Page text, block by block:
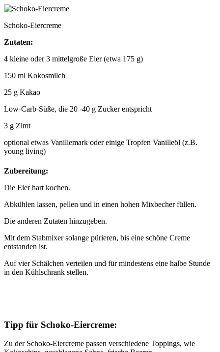
Schoko-Eiercreme
Zutaten:
4 kleine oder 3 mittelgroße Eier (etwa 175 g)
150 ml Kokosmilch
25 g Kakao
Low-Carb-Süße, die 20 -40 g Zucker entspricht
3 g Zimt
optional etwas Vanillemark oder einige Tropfen Vanilleöl (z.B.
young living)
Zubereitung:
Die Eier hart kochen.
Abkühlen lassen, pellen und in einen hohen Mixbecher füllen.
Die anderen Zutaten hinzugeben.
Mit dem Stabmixer solange pürieren, bis eine schöne Creme
entstanden ist.
Auf vier Schälchen verteilen und für mindestens eine halbe Stunde
in den Kühlschrank stellen.
Tipp für Schoko-Eiercreme:
Zu der Schoko-Eiercreme passen verschiedene Toppings, wie